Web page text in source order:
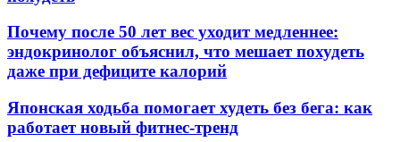
Почему после 50 лет вес уходит медленнее:
эндокринолог объяснил, что мешает похудеть
даже при дефиците калорий
Японская ходьба помогает худеть без бега: как
работает новый фитнес-тренд